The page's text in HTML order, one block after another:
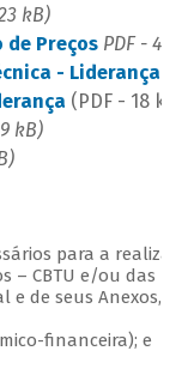
kB)
de Preços PDF - 41
- Liderança
(PDF - 18 kB)
kB)
para a
– CBTU e/ou das
e de seus Anexos,
financeira); e